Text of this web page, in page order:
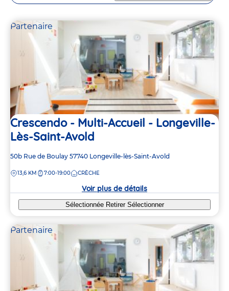
Partenaire
Crescendo - Multi-Accueil - Longeville-
Lès-Saint-Avold
Adresse
la
50b Rue de Boulay 57740 Longeville-lès-Saint-Avold
DISTANCE
13,6 KM 7:00-19:00 CRÈCHE
Voir plus de détails
Sélectionnée Retirer Sélectionner
Partenaire